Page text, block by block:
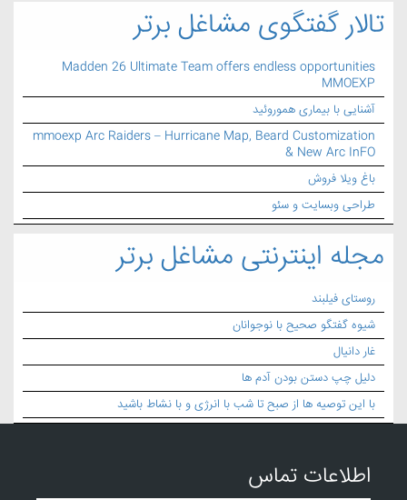
تالار گفتگوی مشاغل برتر
Madden 26 Ultimate Team offers endless opportunities
MMOEXP
آشنایی با بیماری هموروئید
mmoexp Arc Raiders – Hurricane Map, Beard Customization
& New Arc InFO
باغ ویلا فروش
طراحی وبسایت و سئو
مجله اینترنتی مشاغل برتر
روستای فیلبند
شیوه گفتگو صحیح با نوجوانان
غار دانیال
دلیل چپ دستن بودن آدم ها
با این توصیه ها از صبح تا شب با انرژی و با نشاط باشید
اطلاعات تماس